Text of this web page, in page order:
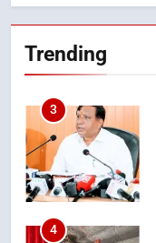
Trending
3
4